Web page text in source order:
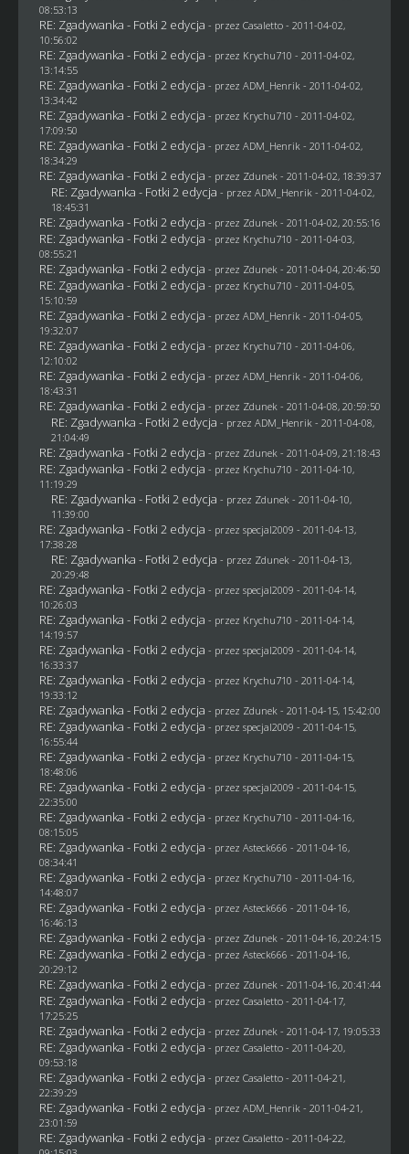
08:53:13
RE: Zgadywanka - Fotki 2 edycja - przez Casaletto- 2011-04-02,
10:56:02
RE: Zgadywanka - Fotki 2 edycja - przez Krychu710 - 2011-04-02,
13:14:55
RE: Zgadywanka - Fotki 2 edycja - przez ADM_Henrik - 2011-04-02,
13:34:42
RE: Zgadywanka - Fotki 2 edycja - przez Krychu710 - 2011-04-02,
17:09:50
RE: Zgadywanka - Fotki 2 edycja - przez ADM_Henrik - 2011-04-02,
18:34:29
RE: Zgadywanka - Fotki 2 edycja - przez Zdunek - 2011-04-02, 18:39:37
RE: Zgadywanka - Fotki 2 edycja - przez ADM_Henrik - 2011-04-02,
18:45:31
RE: Zgadywanka - Fotki 2 edycja - przez Zdunek - 2011-04-02, 20:55:16
RE: Zgadywanka - Fotki 2 edycja - przez Krychu710 - 2011-04-03,
08:55:21
RE: Zgadywanka - Fotki 2 edycja - przez Zdunek - 2011-04-04, 20:46:50
RE: Zgadywanka - Fotki 2 edycja - przez Krychu710 - 2011-04-05,
15:10:59
RE: Zgadywanka - Fotki 2 edycja - przez ADM_Henrik - 2011-04-05,
19:32:07
RE: Zgadywanka - Fotki 2 edycja - przez Krychu710 - 2011-04-06,
12:10:02
RE: Zgadywanka - Fotki 2 edycja - przez ADM_Henrik - 2011-04-06,
18:43:31
RE: Zgadywanka - Fotki 2 edycja - przez Zdunek - 2011-04-08, 20:59:50
RE: Zgadywanka - Fotki 2 edycja - przez ADM_Henrik - 2011-04-08,
21:04:49
RE: Zgadywanka - Fotki 2 edycja - przez Zdunek - 2011-04-09, 21:18:43
RE: Zgadywanka - Fotki 2 edycja - przez Krychu710 - 2011-04-10,
11:19:29
RE: Zgadywanka - Fotki 2 edycja - przez Zdunek - 2011-04-10,
11:39:00
RE: Zgadywanka - Fotki 2 edycja - przez specjal2009 - 2011-04-13,
17:38:28
RE: Zgadywanka - Fotki 2 edycja - przez Zdunek - 2011-04-13,
20:29:48
RE: Zgadywanka - Fotki 2 edycja - przez specjal2009 - 2011-04-14,
10:26:03
RE: Zgadywanka - Fotki 2 edycja - przez Krychu710 - 2011-04-14,
14:19:57
RE: Zgadywanka - Fotki 2 edycja - przez specjal2009 - 2011-04-14,
16:33:37
RE: Zgadywanka - Fotki 2 edycja - przez Krychu710 - 2011-04-14,
19:33:12
RE: Zgadywanka - Fotki 2 edycja - przez Zdunek - 2011-04-15, 15:42:00
RE: Zgadywanka - Fotki 2 edycja - przez specjal2009 - 2011-04-15,
16:55:44
RE: Zgadywanka - Fotki 2 edycja - przez Krychu710 - 2011-04-15,
18:48:06
RE: Zgadywanka - Fotki 2 edycja - przez specjal2009 - 2011-04-15,
22:35:00
RE: Zgadywanka - Fotki 2 edycja - przez Krychu710 - 2011-04-16,
08:15:05
RE: Zgadywanka - Fotki 2 edycja - przez Asteck666 - 2011-04-16,
08:34:41
RE: Zgadywanka - Fotki 2 edycja - przez Krychu710 - 2011-04-16,
14:48:07
RE: Zgadywanka - Fotki 2 edycja - przez Asteck666 - 2011-04-16,
16:46:13
RE: Zgadywanka - Fotki 2 edycja - przez Zdunek - 2011-04-16, 20:24:15
RE: Zgadywanka - Fotki 2 edycja - przez Asteck666 - 2011-04-16,
20:29:12
RE: Zgadywanka - Fotki 2 edycja - przez Zdunek - 2011-04-16, 20:41:44
RE: Zgadywanka - Fotki 2 edycja - przez Casaletto- 2011-04-17,
17:25:25
RE: Zgadywanka - Fotki 2 edycja - przez Zdunek - 2011-04-17, 19:05:33
RE: Zgadywanka - Fotki 2 edycja - przez Casaletto- 2011-04-20,
09:53:18
RE: Zgadywanka - Fotki 2 edycja - przez Casaletto- 2011-04-21,
22:39:29
RE: Zgadywanka - Fotki 2 edycja - przez ADM_Henrik - 2011-04-21,
23:01:59
RE: Zgadywanka - Fotki 2 edycja - przez Casaletto- 2011-04-22,